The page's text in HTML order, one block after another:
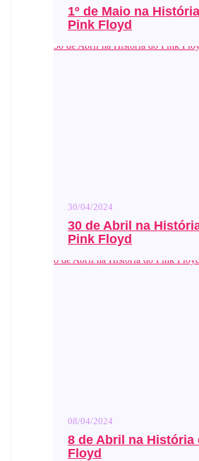
1º de Maio na
Pink Floyd
30 de Abril na História do Pink
30/04/2024
30 de Abril na
Pink Floyd
8 de Abril na História do Pink Floyd
08/04/2024
8 de Abril na História
Floyd